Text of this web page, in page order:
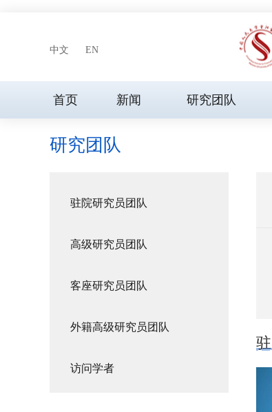
中文 EN
首页 新闻 研究团队
研究团队
驻院研究员团队
高级研究员团队
客座研究员团队
外籍高级研究员团队
访问学者